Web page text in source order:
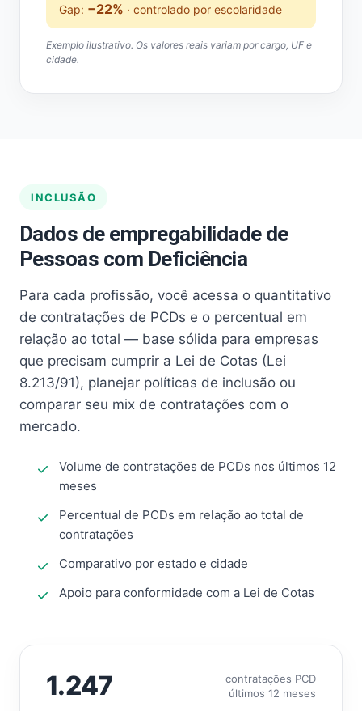
Gap: −22% · controlado por escolaridade
Exemplo ilustrativo. Os valores reais variam por cargo, UF e
cidade.
INCLUSÃO
Dados de empregabilidade de
Pessoas com Deficiência
Para cada profissão, você acessa o quantitativo
de contratações de PCDs e o percentual em
relação ao total — base sólida para empresas
que precisam cumprir a Lei de Cotas (Lei
8.213/91), planejar políticas de inclusão ou
comparar seu mix de contratações com o
mercado.
Volume de contratações de PCDs nos últimos 12
meses
Percentual de PCDs em relação ao total de
contratações
Comparativo por estado e cidade
Apoio para conformidade com a Lei de Cotas
1.247
contratações PCD
últimos 12 meses